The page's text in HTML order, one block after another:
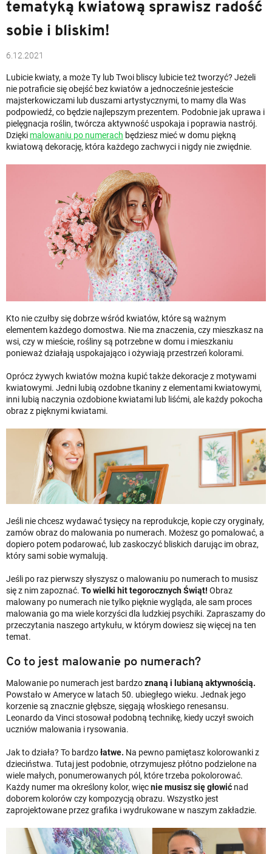
tematyką kwiatową sprawisz radość
sobie i bliskim!
6.12.2021
Lubicie kwiaty, a może Ty lub Twoi bliscy lubicie też tworzyć? Jeżeli
nie potraficie się obejść bez kwiatów a jednocześnie jesteście
majsterkowiczami lub duszami artystycznymi, to mamy dla Was
podpowiedź, co będzie najlepszym prezentem. Podobnie jak uprawa i
pielęgnacja roślin, twórcza aktywność uspokaja i poprawia nastrój.
Dzięki malowaniu po numerach będziesz mieć w domu piękną
kwiatową dekorację, która każdego zachwyci i nigdy nie zwiędnie.
Kto nie czułby się dobrze wśród kwiatów, które są ważnym
elementem każdego domostwa. Nie ma znaczenia, czy mieszkasz na
wsi, czy w mieście, rośliny są potrzebne w domu i mieszkaniu
ponieważ działają uspokajająco i ożywiają przestrzeń kolorami.
Oprócz żywych kwiatów można kupić także dekoracje z motywami
kwiatowymi. Jedni lubią ozdobne tkaniny z elementami kwiatowymi,
inni lubią naczynia ozdobione kwiatami lub liśćmi, ale każdy pokocha
obraz z pięknymi kwiatami.
Jeśli nie chcesz wydawać tysięcy na reprodukcje, kopie czy oryginały,
zamów obraz do malowania po numerach. Możesz go pomalować, a
dopiero potem podarować, lub zaskoczyć bliskich darując im obraz,
który sami sobie wymalują.
Jeśli po raz pierwszy słyszysz o malowaniu po numerach to musisz
się z nim zapoznać. To wielki hit tegorocznych Świąt! Obraz
malowany po numerach nie tylko pięknie wygląda, ale sam proces
malowania go ma wiele korzyści dla ludzkiej psychiki. Zapraszamy do
przeczytania naszego artykułu, w którym dowiesz się więcej na ten
temat.
Co to jest malowanie po numerach?
Malowanie po numerach jest bardzoznaną i lubianą aktywnością.
Powstało w Ameryce w latach 50. ubiegłego wieku. Jednak jego
korzenie są znacznie głębsze, sięgają włoskiego renesansu.
Leonardo da Vinci stosował podobną technikę, kiedy uczył swoich
uczniów malowania i rysowania.
Jak to działa? To bardzołatwe. Na pewno pamiętasz kolorowanki z
dzieciństwa. Tutaj jest podobnie, otrzymujesz płótno podzielone na
wiele małych, ponumerowanych pól, które trzeba pokolorować.
Każdy numer ma określony kolor, więcnie musisz się głowić nad
doborem kolorów czy kompozycją obrazu. Wszystko jest
zaprojektowane przez grafika i wydrukowane w naszym zakładzie.